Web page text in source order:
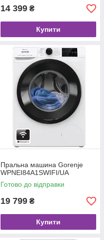
14 399 ₴
Купити
Пральна машина Gorenje
WPNEI84A1SWIFI/UA
Готово до відправки
19 799 ₴
Купити